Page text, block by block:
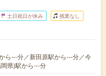
土日祝日が休み 残業なし
ら---分／新田原駅から---分／今
県)駅から---分